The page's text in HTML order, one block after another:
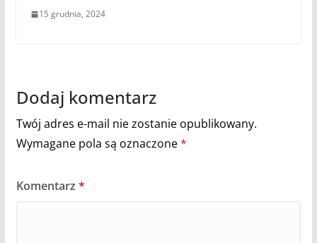
15 grudnia, 2024
Dodaj komentarz
Twój adres e-mail nie zostanie opublikowany.
Wymagane pola są oznaczone*
Komentarz *